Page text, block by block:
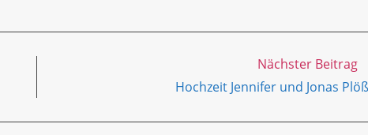
Nächster Beitrag
Hochzeit Jennifer und Jonas